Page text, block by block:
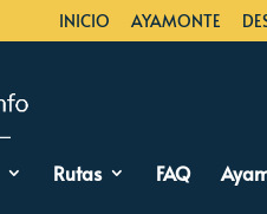
INICIO AYAMONTE
Rutas FAQ